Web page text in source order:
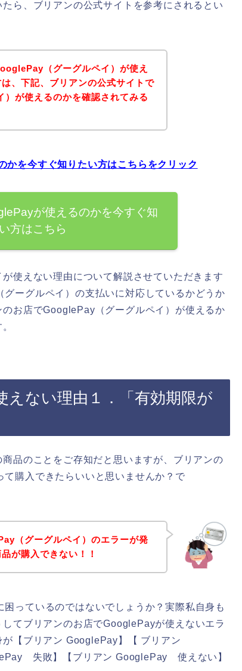
ら、ブリアンの公式サイトを参考にされるとい
（グーグルペイ）が使え
、下記、ブリアンの公式サイトで
が使えるのかを確認されてみる
を今すぐ知りたい方はこちらをクリック
が使えるのかを今すぐ知
方はこちら
使えない理由について解説させていただきます
ーグルペイ）の支払いに対応しているかどうか
お店でGooglePay（グーグルペイ）が使えるか
えない理由１．「有効期限が
品のことをご存知だと思いますが、ブリアンの
購入できたらいいと思いませんか？で
（グーグルペイ）のエラーが発
が購入できない！！
っているのではないでしょうか？実際私自身も
てブリアンのお店でGooglePayが使えないエラ
【ブリアン GooglePay】【 ブリアン
失敗】【ブリアン GooglePay 使えない】